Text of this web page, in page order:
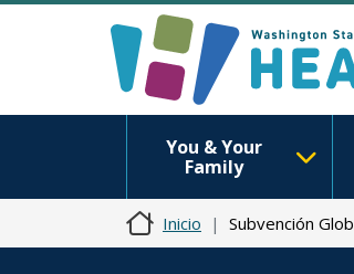
You & Your
Family
Inicio Subvención